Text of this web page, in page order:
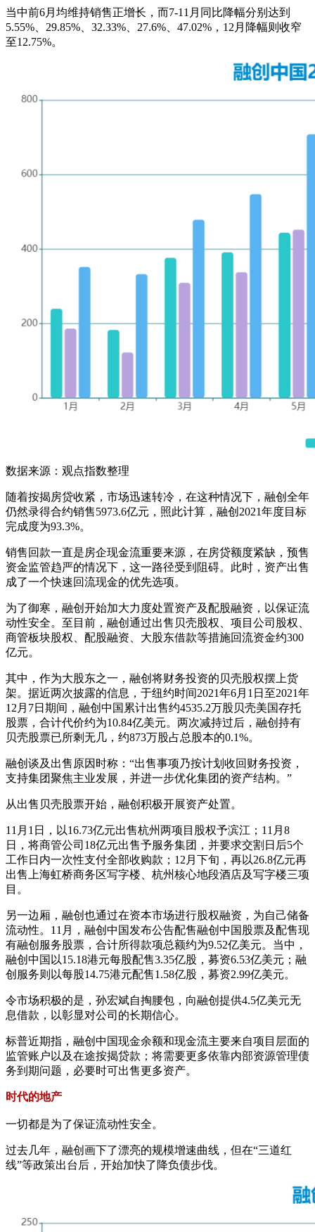
当中前6月均维持销售正增长，而7-11月同比降幅分别达到
5.55%、29.85%、32.33%、27.6%、47.02%，12月降幅则收窄
至12.75%。
数据来源：观点指数整理
随着按揭房贷收紧，市场迅速转冷，在这种情况下，融创全年
仍然录得合约销售5973.6亿元，照此计算，融创2021年度目标
完成度为93.3%。
销售回款一直是房企现金流重要来源，在房贷额度紧缺，预售
资金监管趋严的情况下，这一路径受到阻碍。此时，资产出售
成了一个快速回流现金的优先选项。
为了御寒，融创开始加大力度处置资产及配股融资，以保证流
动性安全。至目前，融创通过出售贝壳股权、项目公司股权、
商管板块股权、配股融资、大股东借款等措施回流资金约300
亿元。
其中，作为大股东之一，融创将财务投资的贝壳股权摆上货
架。据近两次披露的信息，于纽约时间2021年6月1日至2021年
12月7日期间，融创中国累计出售约4535.2万股贝壳美国存托
股票，合计代价约为10.84亿美元。两次减持过后，融创持有
贝壳股票已所剩无几，约873万股占总股本的0.1%。
融创谈及出售原因时称：“出售事项乃按计划收回财务投资，
支持集团聚焦主业发展，并进一步优化集团的资产结构。”
从出售贝壳股票开始，融创积极开展资产处置。
11月1日，以16.73亿元出售杭州两项目股权予滨江；11月8
日，将商管公司18亿元出售予服务集团，并要求交割日后5个
工作日内一次性支付全部收购款；12月下旬，再以26.8亿元再
出售上海虹桥商务区写字楼、杭州核心地段酒店及写字楼三项
目。
另一边厢，融创也通过在资本市场进行股权融资，为自己储备
流动性。11月，融创中国发布公告配售融创中国股票及配售现
有融创服务股票，合计所得款项总额约为9.52亿美元。当中，
融创中国以15.18港元每股配售3.35亿股，募资6.53亿美元；融
创服务则以每股14.75港元配售1.58亿股，募资2.99亿美元。
令市场积极的是，孙宏斌自掏腰包，向融创提供4.5亿美元无
息借款，以彰显对公司的长期信心。
标普近期指，融创中国现金余额和现金流主要来自项目层面的
监管账户以及在途按揭贷款；将需要更多依靠内部资源管理债
务到期问题，必要时可出售更多资产。
时代的地产
一切都是为了保证流动性安全。
过去几年，融创画下了漂亮的规模增速曲线，但在“三道红
线”等政策出台后，开始加快了降负债步伐。